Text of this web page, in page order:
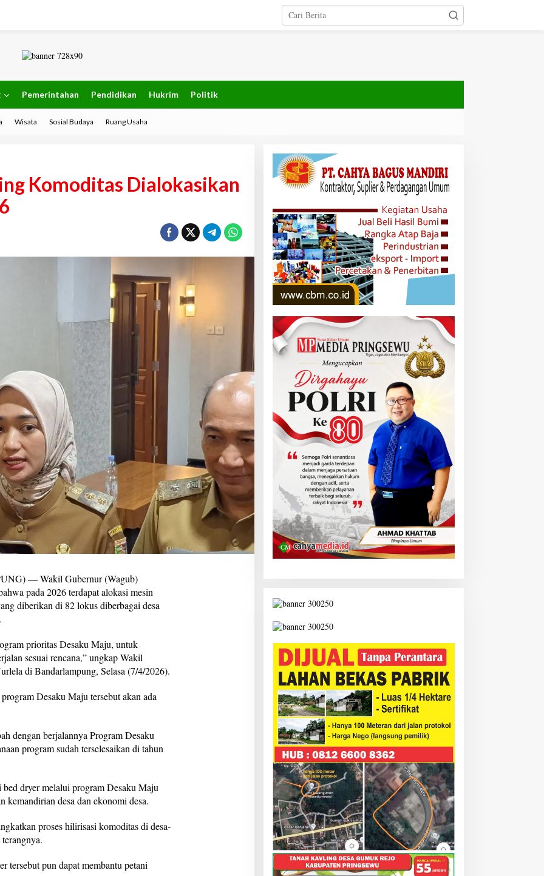
Pemerintahan Pendidikan Hukrim Politik
Wisata Sosial Budaya Ruang Usaha
Komoditas Dialokasikan
— Wakil Gubernur (Wagub)
pada 2026 terdapat alokasi mesin
diberikan di 82 lokus diberbagai desa
prioritas Desaku Maju, untuk
sesuai rencana,” ungkap Wakil
di Bandarlampung, Selasa (7/4/2026).
Desaku Maju tersebut akan ada
dengan berjalannya Program Desaku
program sudah terselesaikan di tahun
dryer melalui program Desaku Maju
kemandirian desa dan ekonomi desa.
proses hilirisasi komoditas di desa-
tersebut pun dapat membantu petani